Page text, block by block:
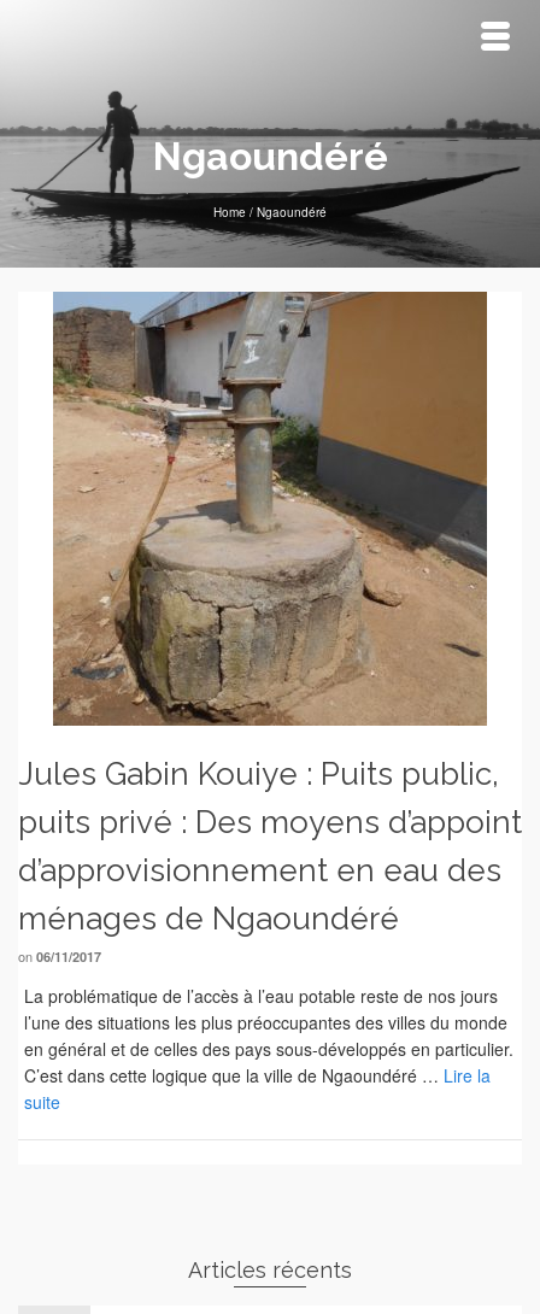
Ngaoundéré
Home / Ngaoundéré
Jules Gabin Kouiye : Puits public,
puits privé : Des moyens d’appoint
d’approvisionnement en eau des
ménages de Ngaoundéré
on 06/11/2017
La problématique de l’accès à l’eau potable reste de nos jours
l’une des situations les plus préoccupantes des villes du monde
en général et de celles des pays sous-développés en particulier.
C’est dans cette logique que la ville de Ngaoundéré … Lire la
suite
Articles récents